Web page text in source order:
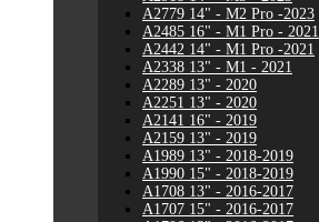
A2779 14" - M2 Pro -2023
A2485 16" - M1 Pro - 2021
A2442 14" - M1 Pro -2021
A2338 13" - M1 - 2021
A2289 13" - 2020
A2251 13" - 2020
A2141 16" - 2019
A2159 13" - 2019
A1989 13" - 2018-2019
A1990 15" - 2018-2019
A1708 13" - 2016-2017
A1707 15" - 2016-2017